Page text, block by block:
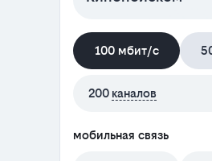
100 мбит/с
200 каналов
мобильная связь